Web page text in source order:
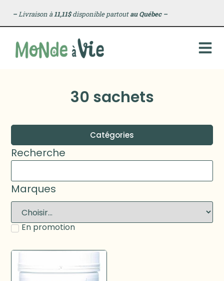
–Livraison à11,11$disponible partoutau Québec –
30 sachets
Catégories
Recherche
Marques
En promotion